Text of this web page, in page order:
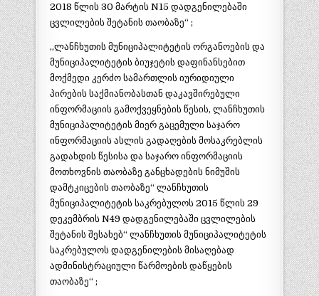
2018 წლის 30 მარტის N15 დადგენილებაში
ცვლილების შეტანის თაობაზე“ ;
„ლანჩხუთის მუნიციპალიტეტის ორგანოების და
მუნიციპალიტეტის ბიუჯეტის დაფინანსებით
მოქმედი კერძო სამართლის იურიდიული
პირების საქმიანობასთან დაკავშირებული
ინფორმაციის გამოქვეყნების წესის, ლანჩხუთის
მუნიციპალიტეტის მიერ გაცემული საჯარო
ინფორმაციის ასლის გადაღების მოსაკრებლის
გადახდის წესისა და საჯარო ინფორმაციის
მოთხოვნის თაობაზე განცხადების ნიმუშის
დამტკიცების თაობაზე“ ლანჩხუთის
მუნიციპალიტეტის საკრებულოს 2015 წლის 29
დეკემბრის N49 დადგენილებაში ცვლილების
შეტანის შესახებ“ ლანჩხუთის მუნიციპალიტეტის
საკრებულოს დადგენილების მისაღებად
ადმინისტრაციული წარმოების დაწყების
თაობაზე“ ;